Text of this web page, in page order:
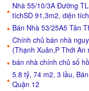
Nhà 55/10/3A Đường
tíchSD 91,3m2, diện
Bán Nhà 53/25A5 Tân
Chính chủ bán nhà
(Thạnh Xuân,P Thới An
bán nhà chính chủ sổ
5.8 tỷ, 74 m2, 3 lầu,
Quận 12